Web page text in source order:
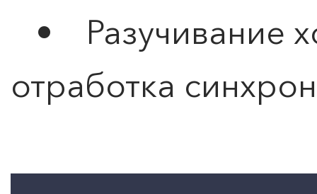
• Разучивание
отработка